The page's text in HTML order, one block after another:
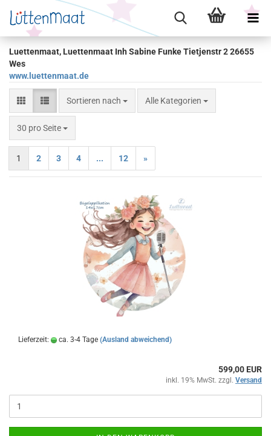
Luettenmaat, Luettenmaat Inh Sabine Funke Tietjenstr 2 26655
Wes
www.luettenmaat.de
Sortieren nach
Sortieren nach Alle Kategorien
30 pro Seite
pro Seite
1 2 3 4 ... 12 »
Lieferzeit: ca. 3-4 Tage (Ausland abweichend)
599,00 EUR
inkl. 19% MwSt. zzgl. Versand